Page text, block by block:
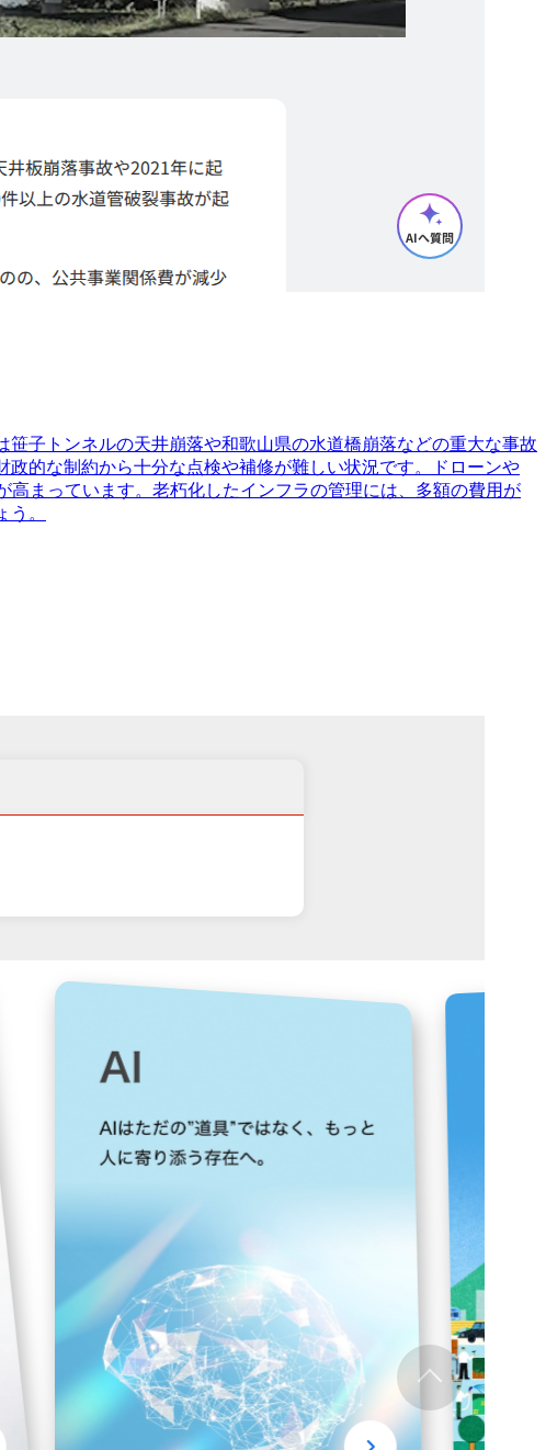
子トンネルの天井崩落や和歌山県の水道橋崩落などの重大な事故
的な制約から十分な点検や補修が難しい状況です。ドローンや
まっています。老朽化したインフラの管理には、多額の費用が
。